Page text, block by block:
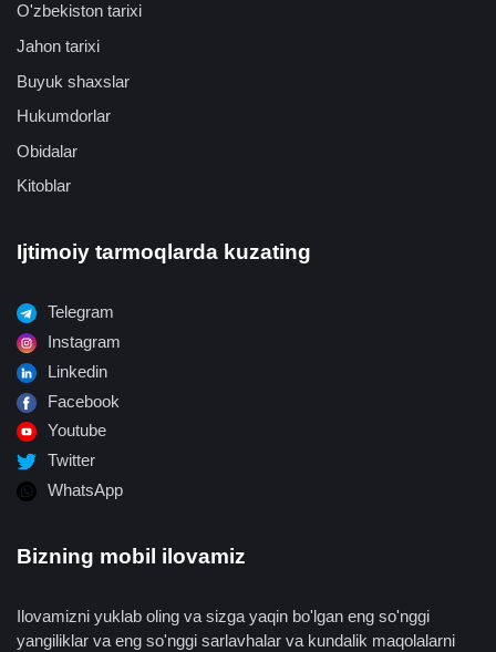
O'zbekiston tarixi
Jahon tarixi
Buyuk shaxslar
Hukumdorlar
Obidalar
Kitoblar
Ijtimoiy tarmoqlarda kuzating
Telegram
Instagram
Linkedin
Facebook
Youtube
Twitter
WhatsApp
Bizning mobil ilovamiz
Ilovamizni yuklab oling va sizga yaqin bo'lgan eng so'nggi
yangiliklar va eng so'nggi sarlavhalar va kundalik maqolalarni